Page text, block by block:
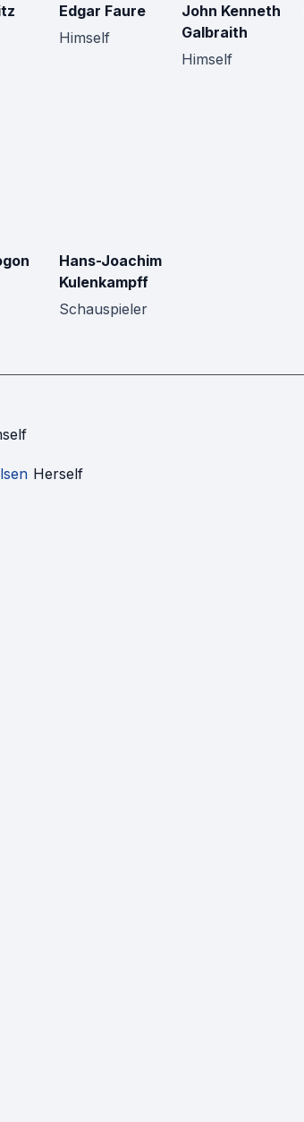
Edgar Faure
Himself
John Kenneth
Galbraith
Himself
Hans-Joachim
Kulenkampff
Schauspieler
Herself